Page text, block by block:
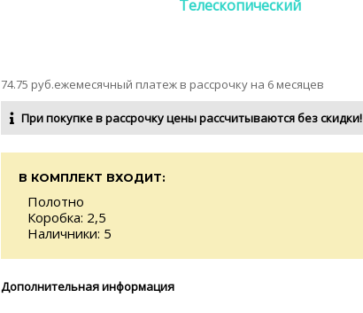
Телескопический
74.75 руб.ежемесячный платеж в рассрочку на 6 месяцев
При покупке в рассрочку цены рассчитываются без скидки!
В КОМПЛЕКТ ВХОДИТ:
Полотно
Коробка: 2,5
Наличники: 5
Дополнительная информация